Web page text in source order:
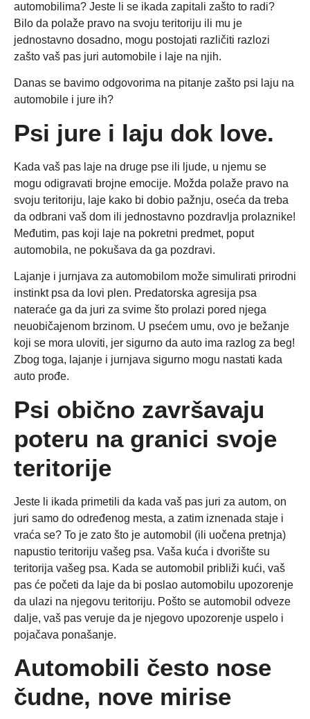
automobilima? Jeste li se ikada zapitali zašto to radi?
Bilo da polaže pravo na svoju teritoriju ili mu je
jednostavno dosadno, mogu postojati različiti razlozi
zašto vaš pas juri automobile i laje na njih.
Danas se bavimo odgovorima na pitanje zašto psi laju na
automobile i jure ih?
Psi jure i laju dok love.
Kada vaš pas laje na druge pse ili ljude, u njemu se
mogu odigravati brojne emocije. Možda polaže pravo na
svoju teritoriju, laje kako bi dobio pažnju, oseća da treba
da odbrani vaš dom ili jednostavno pozdravlja prolaznike!
Međutim, pas koji laje na pokretni predmet, poput
automobila, ne pokušava da ga pozdravi.
Lajanje i jurnjava za automobilom može simulirati prirodni
instinkt psa da lovi plen. Predatorska agresija psa
nateraće ga da juri za svime što prolazi pored njega
neuobičajenom brzinom. U psećem umu, ovo je bežanje
koji se mora uloviti, jer sigurno da auto ima razlog za beg!
Zbog toga, lajanje i jurnjava sigurno mogu nastati kada
auto prođe.
Psi obično završavaju
poteru na granici svoje
teritorije
Jeste li ikada primetili da kada vaš pas juri za autom, on
juri samo do određenog mesta, a zatim iznenada staje i
vraća se? To je zato što je automobil (ili uočena pretnja)
napustio teritoriju vašeg psa. Vaša kuća i dvorište su
teritorija vašeg psa. Kada se automobil približi kući, vaš
pas će početi da laje da bi poslao automobilu upozorenje
da ulazi na njegovu teritoriju. Pošto se automobil odveze
dalje, vaš pas veruje da je njegovo upozorenje uspelo i
pojačava ponašanje.
Automobili često nose
čudne, nove mirise